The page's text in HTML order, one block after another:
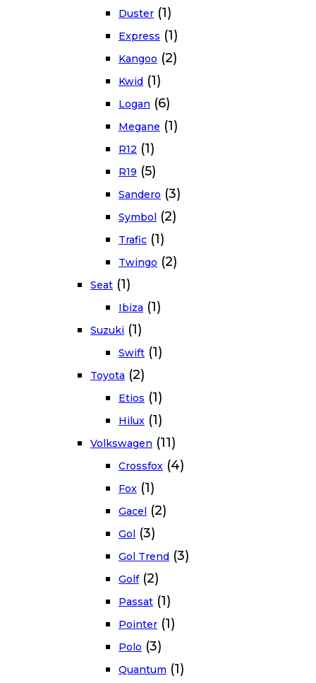
Duster (1)
Express (1)
Kangoo (2)
Kwid (1)
Logan (6)
Megane (1)
R12 (1)
R19 (5)
Sandero (3)
Symbol (2)
Trafic (1)
Twingo (2)
Seat (1)
Ibiza (1)
Suzuki (1)
Swift (1)
Toyota (2)
Etios (1)
Hilux (1)
Volkswagen (11)
Crossfox (4)
Fox (1)
Gacel (2)
Gol (3)
Gol Trend (3)
Golf (2)
Passat (1)
Pointer (1)
Polo (3)
Quantum (1)